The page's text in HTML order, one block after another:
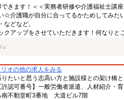
きます！＜＜実務者研修や介護福祉士
☆介護職が自分に合ってるかためしてみ
どなど。
アップをさせていただきます！何なりと
オの他の求人をみる
りたいと思う志高い方と施設様との架け橋
許認可番号】一般労働者派遣、人材紹介
南不動堂町3番地 大道ビル7階